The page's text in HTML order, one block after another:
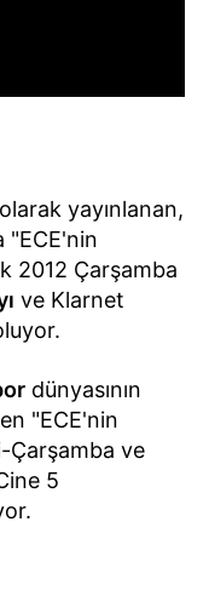
yayınlanan,
"ECE'nin
2012 Çarşamba
ve Klarnet
dünyasının
"ECE'nin
Çarşamba ve
5